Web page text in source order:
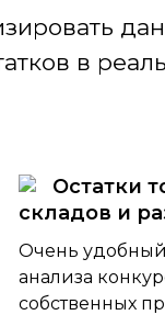
в
Остатки
складов и
Очень удобный
анализа
собственных